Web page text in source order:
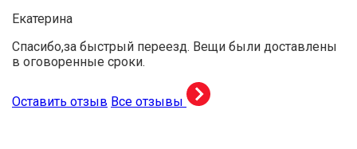
Екатерина
Спасибо,за быстрый переезд. Вещи были доставлены
в оговоренные сроки.
Оставить отзыв Все отзывы